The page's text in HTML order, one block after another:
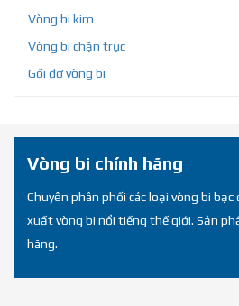
Vòng bi kim
Vòng bi chặn trục
Gối đỡ vòng bi
Vòng bi chính hãng
Chuyên phân phối các loại vòng bi bạc
xuất vòng bi nổi tiếng thế giới. Sản
hãng.